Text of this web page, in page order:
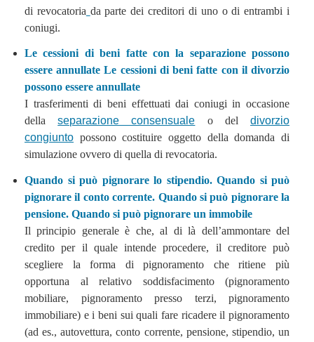
di revocatoria da parte dei creditori di uno o di entrambi i
coniugi.
Le cessioni di beni fatte con la separazione possono
essere annullate Le cessioni di beni fatte con il divorzio
possono essere annullate
I trasferimenti di beni effettuati dai coniugi in occasione
dellaseparazione consensuale o deldivorzio
congiunto possono costituire oggetto della domanda di
simulazione ovvero di quella di revocatoria.
Quando si può pignorare lo stipendio. Quando si può
pignorare il conto corrente. Quando si può pignorare la
pensione. Quando si può pignorare un immobile
Il principio generale è che, al di là dell’ammontare del
credito per il quale intende procedere, il creditore può
scegliere la forma di pignoramento che ritiene più
opportuna al relativo soddisfacimento (pignoramento
mobiliare, pignoramento presso terzi, pignoramento
immobiliare) e i beni sui quali fare ricadere il pignoramento
(ad es., autovettura, conto corrente, pensione, stipendio, un